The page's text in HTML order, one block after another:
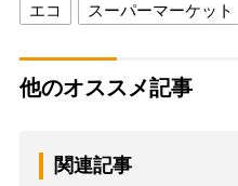
エコ スーパーマーケット
他のオススメ記事
関連記事